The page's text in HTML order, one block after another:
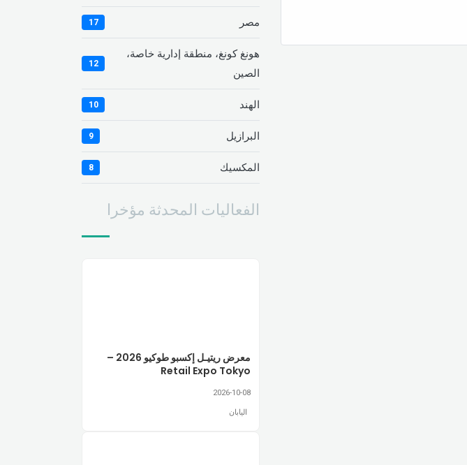
مصر 17
هونغ كونغ، منطقة إدارية خاصة،
الصين
12
الهند 10
البرازيل 9
المكسيك 8
الفعاليات المحدثة مؤخرا
معرض ريتيـل إكسبو طوكيو 2026 –
Retail Expo Tokyo
2026-10-08
اليابان